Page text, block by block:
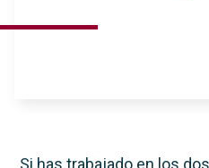
Si has trabajado en los